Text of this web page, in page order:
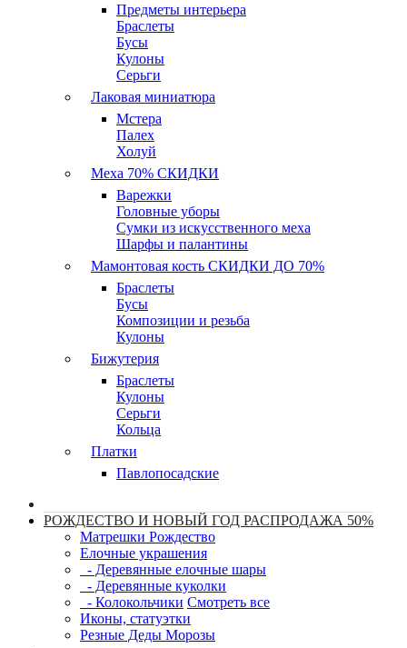
Предметы интерьера
Браслеты
Бусы
Кулоны
Серьги
Лаковая миниатюра
Мстера
Палех
Холуй
Меха 70% СКИДКИ
Варежки
Головные уборы
Сумки из искусственного меха
Шарфы и палантины
Мамонтовая кость СКИДКИ ДО 70%
Браслеты
Бусы
Композиции и резьба
Кулоны
Бижутерия
Браслеты
Кулоны
Серьги
Кольца
Платки
Павлопосадские
РОЖДЕСТВО И НОВЫЙ ГОД РАСПРОДАЖА 50%
Матрешки Рождество
Елочные украшения
- Деревянные елочные шары
- Деревянные куколки
- Колокольчики Смотреть все
Иконы, статуэтки
Резные Деды Морозы